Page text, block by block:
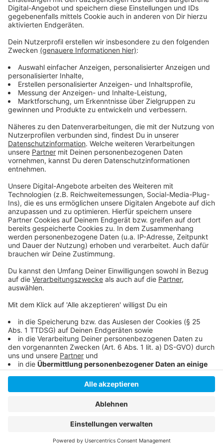
Die "Füchschen Alm" neben der Eisbahn ist in diesem
Jahr neu gestaltet: Die untere Etage ist eher für Party
richtiges Restaurant und erstmals auch eine
überdachte Außenterrasse.
Anzeige
Weitere Infos und Links zum Thema:
Anzeige
So hatten wir diese Woche über die letzten Arbeiten
vor dem Start berichtet:
Der Aufbau der Eisbahn hatte Ende Oktober begonnen:
Seit Mitte Oktober dreht sich am Burgplatz schon das
Riesenrad von Oscar Bruch:
Anzeige
Anzeige